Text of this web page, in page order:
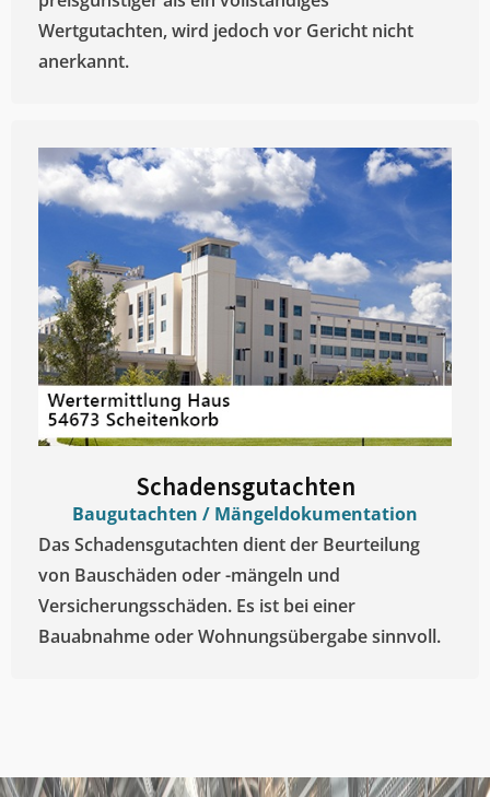
Wertgutachten, wird jedoch vor Gericht nicht
anerkannt.
Schadensgutachten
Baugutachten / Mängeldokumentation
Das Schadensgutachten dient der Beurteilung
von Bauschäden oder -mängeln und
Versicherungsschäden. Es ist bei einer
Bauabnahme oder Wohnungsübergabe sinnvoll.